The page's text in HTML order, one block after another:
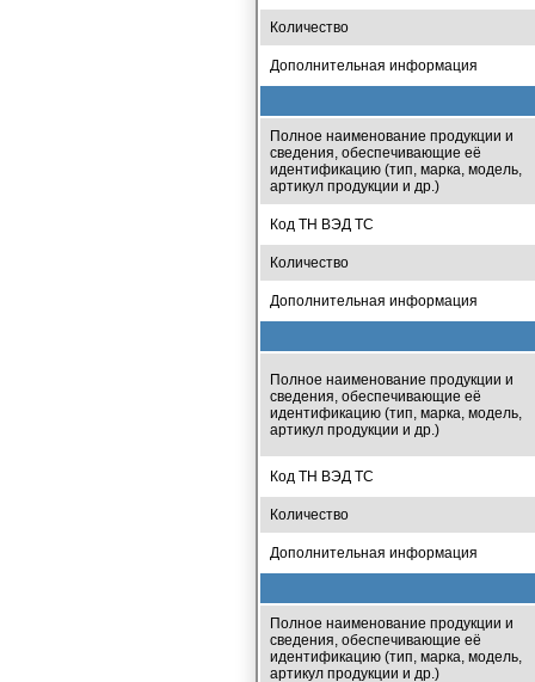
Количество
Дополнительная информация
Полное наименование продукции и
сведения, обеспечивающие её
идентификацию (тип, марка, модель,
артикул продукции и др.)
Код ТН ВЭД ТС
Количество
Дополнительная информация
Полное наименование продукции и
сведения, обеспечивающие её
идентификацию (тип, марка, модель,
артикул продукции и др.)
Код ТН ВЭД ТС
Количество
Дополнительная информация
Полное наименование продукции и
сведения, обеспечивающие её
идентификацию (тип, марка, модель,
артикул продукции и др.)